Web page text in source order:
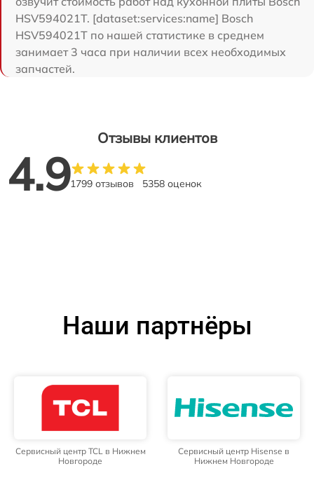
HSV594021T. [dataset:services:name] Bosch
HSV594021T по нашей статистике в среднем
занимает 3 часа при наличии всех необходимых
запчастей.
Отзывы клиентов
4.91799 отзывов 5358 оценок
Наши партнёры
Сервисный центр TCL в Нижнем
Новгороде
Сервисный центр Hisense в
Нижнем Новгороде